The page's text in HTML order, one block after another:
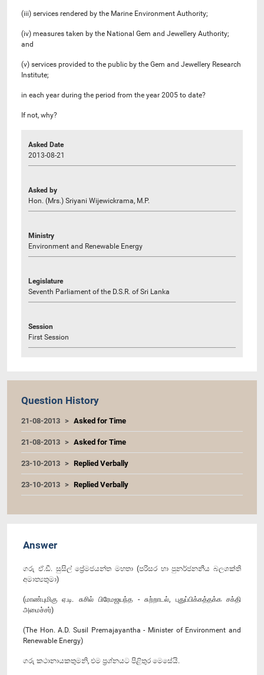
(iii) services rendered by the Marine Environment Authority;
(iv) measures taken by the National Gem and Jewellery Authority;
and
(v) services provided to the public by the Gem and Jewellery Research
Institute;
in each year during the period from the year 2005 to date?
If not, why?
Asked Date
2013-08-21
Asked by
Hon. (Mrs.) Sriyani Wijewickrama, M.P.
Ministry
Environment and Renewable Energy
Legislature
Seventh Parliament of the D.S.R. of Sri Lanka
Session
First Session
Question History
21-08-2013 Asked for Time
21-08-2013 Asked for Time
23-10-2013 Replied Verbally
23-10-2013 Replied Verbally
Answer
ගරු ඒ.ඩී. සුසිල් ප්‍රේමජයන්ත මහතා (පරිසර හා පුනර්ජනනීය බලශක්ති
අමාත්‍යතුමා)
(மாண்புமிகு ஏ.டி. சுசில் பிரேமஜயந்த - சுற்றாடல், புதுப்பிக்கத்தக்க சக்தி
அமைச்சர்)
(The Hon. A.D. Susil Premajayantha - Minister of Environment and
Renewable Energy)
ගරු කථානායකතුමනි, එම ප්‍රශ්නයට පිළිතුර මෙසේයි.